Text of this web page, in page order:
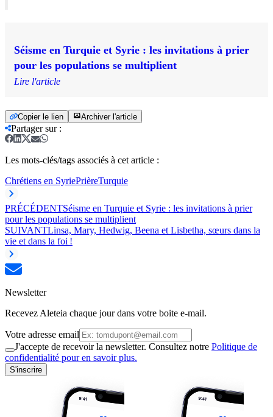
Séisme en Turquie et Syrie : les invitations à prier
pour les populations se multiplient
Lire l'article
Copier le lien Archiver l'article
Partager sur:
Les mots-clés/tags associés à cet article :
Chrétiens en SyriePrièreTurquie
PRÉCÉDENTSéisme en Turquie et Syrie : les invitations à prier
pour les populations se multiplient
SUIVANTLinsa, Mary, Hedwig, Beena et Lisbetha, sœurs dans la
vie et dans la foi !
Newsletter
Recevez Aleteia chaque jour dans votre boite e-mail.
Votre adresse email
J'accepte de recevoir la newsletter. Consultez notre Politique de
confidentialité pour en savoir plus.
S'inscrire